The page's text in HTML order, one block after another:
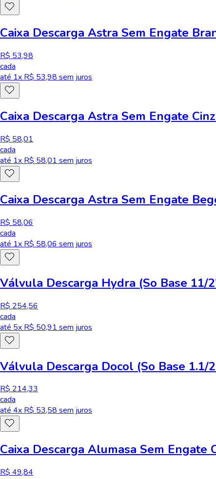
Caixa Descarga Astra Sem Engate
R$ 53,98
cada
até 1x R$ 53,98 sem juros
Caixa Descarga Astra Sem Engate
R$ 58,01
cada
até 1x R$ 58,01 sem juros
Caixa Descarga Astra Sem Engate
R$ 58,06
cada
até 1x R$ 58,06 sem juros
Válvula Descarga Hydra (So Base 11/
R$ 254,56
cada
até 5x R$ 50,91 sem juros
Válvula Descarga Docol (So Base 1.1/
R$ 214,33
cada
até4x R$53,58sem juros
Caixa Descarga Alumasa Sem Engate
R$ 49,84